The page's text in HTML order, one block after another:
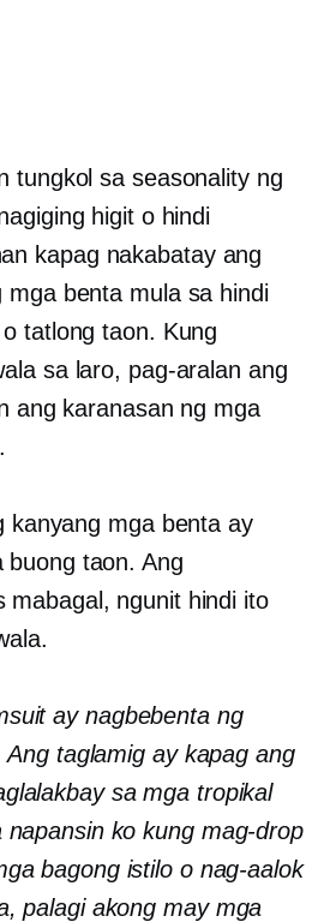
tungkol sa seasonality ng
higit o hindi
kapag nakabatay ang
mga benta mula sa hindi
tatlong taon. Kung
sa laro, pag-aralan ang
ang karanasan ng mga
kanyang mga benta ay
taon. Ang
mabagal, ngunit hindi ito
ay nagbebenta ng
Ang taglamig ay kapag ang
sa mga tropikal
napansin ko kung mag-drop
bagong istilo o nag-aalok
palagi akong may mga